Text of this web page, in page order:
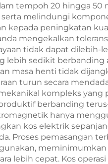
tempoh 20 hingga 50
serta melindungi
kepada peningkatan
mengekalkan
tidak dapat dilebih-
lebih sedikit
masa henti tidak
turun secara
kompleks yang
berbanding
hanya
kos elektrik
Proses pemasangan
lebih cepat. Kos